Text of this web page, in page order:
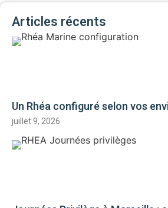
Articles récents
Un Rhéa configuré selon vos
juillet 9, 2026